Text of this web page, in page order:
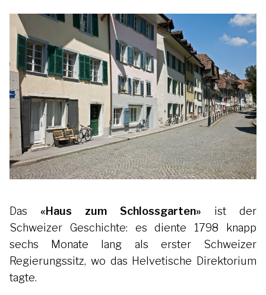
Das «Haus zum Schlossgarten» ist der
Schweizer Geschichte: es diente 1798 knapp
sechs Monate lang als erster Schweizer
Regierungssitz, wo das Helvetische Direktorium
tagte.